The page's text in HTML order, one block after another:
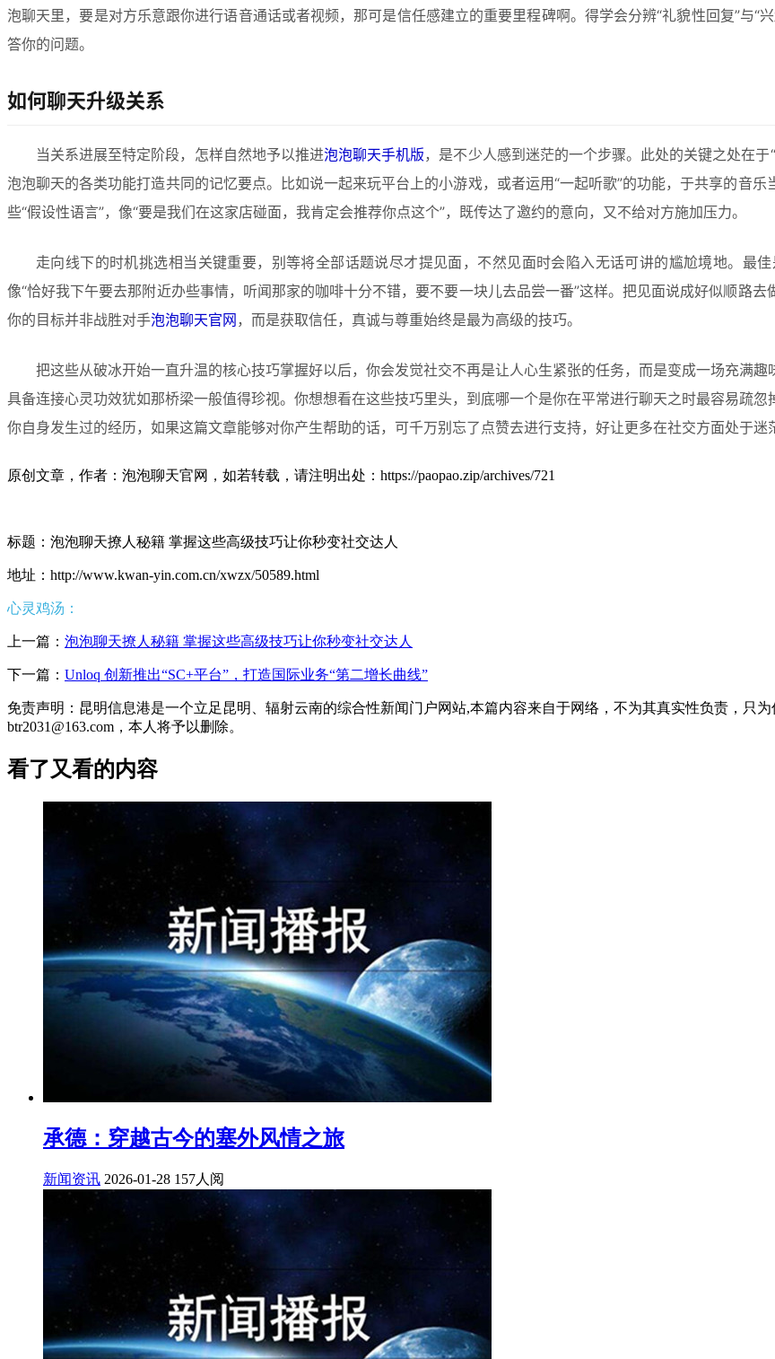
泡聊天里，要是对方乐意跟你进行语音通话或者视频，那可是信任感建立的重要里程碑啊。得学会分辨“礼貌性回复”与“
答你的问题。
如何聊天升级关系
当关系进展至特定阶段，怎样自然地予以推进泡泡聊天手机版，是不少人感到迷茫的一个步骤。此处的关键之处在
泡泡聊天的各类功能打造共同的记忆要点。比如说一起来玩平台上的小游戏，或者运用“一起听歌”的功能，于共享的音
些“假设性语言”，像“要是我们在这家店碰面，我肯定会推荐你点这个”，既传达了邀约的意向，又不给对方施加压力。
走向线下的时机挑选相当关键重要，别等将全部话题说尽才提见面，不然见面时会陷入无话可讲的尴尬境地。最
像“恰好我下午要去那附近办些事情，听闻那家的咖啡十分不错，要不要一块儿去品尝一番”这样。把见面说成好似顺路
你的目标并非战胜对手泡泡聊天官网 ，而是获取信任，真诚与尊重始终是最为高级的技巧。
把这些从破冰开始一直升温的核心技巧掌握好以后，你会发觉社交不再是让人心生紧张的任务，而是变成一场充满
具备连接心灵功效犹如那桥梁一般值得珍视。你想想看在这些技巧里头，到底哪一个是你在平常进行聊天之时最容易疏
你自身发生过的经历，如果这篇文章能够对你产生帮助的话，可千万别忘了点赞去进行支持，好让更多在社交方面处于迷
原创文章，作者：泡泡聊天官网，如若转载，请注明出处：https://paopao.zip/archives/721
标题：泡泡聊天撩人秘籍 掌握这些高级技巧让你秒变社交达人
地址：http://www.kwan-yin.com.cn/xwzx/50589.html
心灵鸡汤：
上一篇： 泡泡聊天撩人秘籍 掌握这些高级技巧让你秒变社交达人
下一篇： Unloq 创新推出“SC+平台”，打造国际业务“第二增长曲线”
免责声明：昆明信息港是一个立足昆明、辐射云南的综合性新闻门户网站,本篇内容来自于网络，不为其真实性负责，只
btr2031@163.com，本人将予以删除。
看了又看的内容
承德：穿越古今的塞外风情之旅
新闻资讯 2026-01-28 157人阅